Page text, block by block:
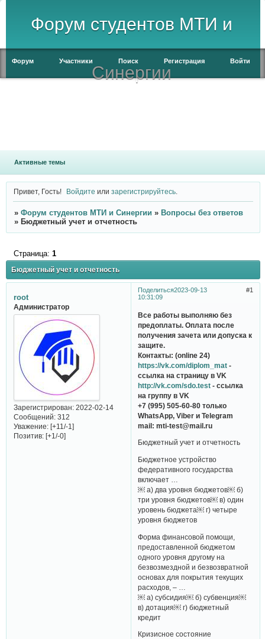
Форум студентов МТИ и
Синергии
Форум Участники Поиск Регистрация Войти
Активные темы
Привет, Гость! Войдите илизарегистрируйтесь
» Форум студентов МТИ и Синергии » Вопросы без ответов
» Бюджетный учет и отчетность
Бюджетный учет и отчетность
Страница: 1
Поделиться 1
2023-09-13
10:31:09
root
Администратор
Зарегистрирован: 2022-02-14
Сообщений:312
Уважение: [+11/-1]
Позитив: [+1/-0]
Все работы выполняю без
предоплаты. Оплата после
получения зачета или допуска к
защите.
Контакты: (online 24)
https://vk.com/diplom_mat -
ссылка на страницу в VK
http://vk.com/sdo.test - ссылка
на группу в VK
+7 (995) 505-60-80 только
WhatsApp, Viber и Telegram
mail: mti-test@mail.ru
Бюджетный учет и отчетность
Бюджетное устройство
федеративного государства
включает …
￼ а) два уровня бюджетов￼ б)
три уровня бюджетов￼ в) один
уровень бюджета￼ г) четыре
уровня бюджетов
Форма финансовой помощи,
предоставленной бюджетом
одного уровня другому на
безвозмездной и безвозвратной
основах для покрытия текущих
расходов, – …
￼ а) субсидия￼ б) субвенция￼
в) дотация￼ г) бюджетный
кредит
Кризисное состояние